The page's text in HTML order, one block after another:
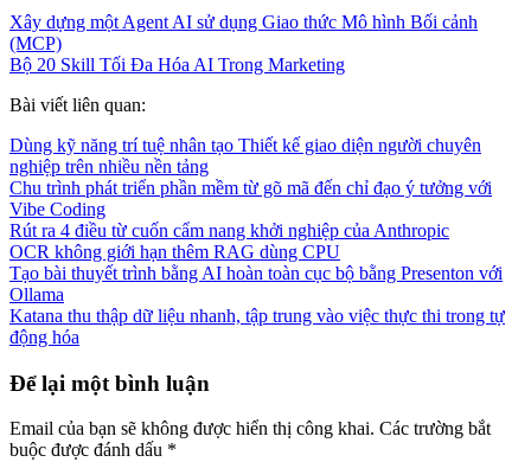
Xây dựng một Agent AI sử dụng Giao thức Mô hình Bối cảnh
(MCP)
Bộ 20 Skill Tối Đa Hóa AI Trong Marketing
Bài viết liên quan:
Dùng kỹ năng trí tuệ nhân tạo Thiết kế giao diện người chuyên
nghiệp trên nhiều nền tảng
Chu trình phát triển phần mềm từ gõ mã đến chỉ đạo ý tưởng với
Vibe Coding
Rút ra 4 điều từ cuốn cẩm nang khởi nghiệp của Anthropic
OCR không giới hạn thêm RAG dùng CPU
Tạo bài thuyết trình bằng AI hoàn toàn cục bộ bằng Presenton với
Ollama
Katana thu thập dữ liệu nhanh, tập trung vào việc thực thi trong tự
động hóa
Để lại một bình luận
Email của bạn sẽ không được hiển thị công khai. Các trường bắt
buộc được đánh dấu *